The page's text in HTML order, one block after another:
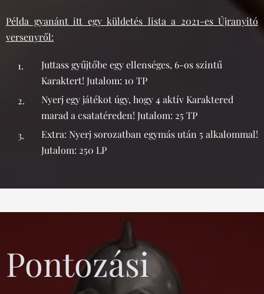
Példa gyanánt itt egy küldetés lista a 2021-es Újranyitó
versenyről:
Juttass gyűjtőbe egy ellenséges, 6-os szintű
Karaktert! Jutalom: 10 TP
Nyerj egy játékot úgy, hogy 4 aktív Karaktered
marad a csatatéreden! Jutalom: 25 TP
Extra: Nyerj sorozatban egymás után 5 alkalommal!
Jutalom: 250 LP
Pontozási